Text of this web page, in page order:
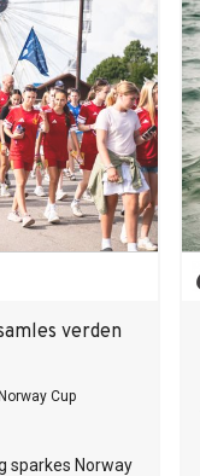
verden
Norway Cup
sparkes Norway